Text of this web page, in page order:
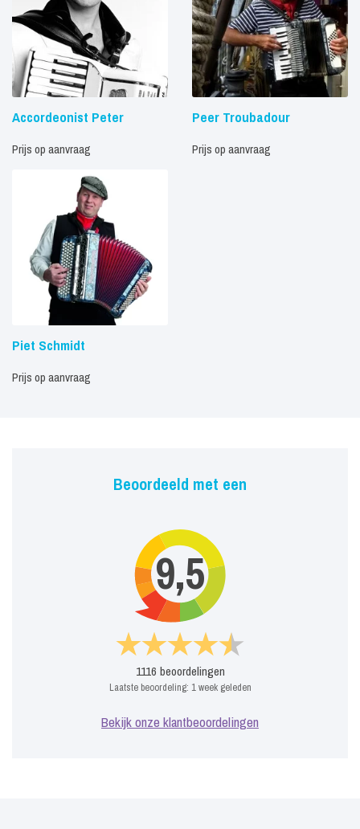
Accordeonist Peter
Prijs op aanvraag
Peer Troubadour
Prijs op aanvraag
Piet Schmidt
Prijs op aanvraag
Beoordeeld met een
9,5
1116 beoordelingen
Laatste beoordeling: 1 week geleden
Bekijk onze klantbeoordelingen